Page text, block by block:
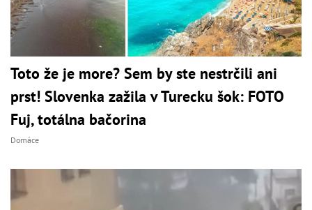
Toto že je more? Sem by ste nestrčili ani
prst! Slovenka zažila v Turecku šok: FOTO
Fuj, totálna bačorina
Domáce